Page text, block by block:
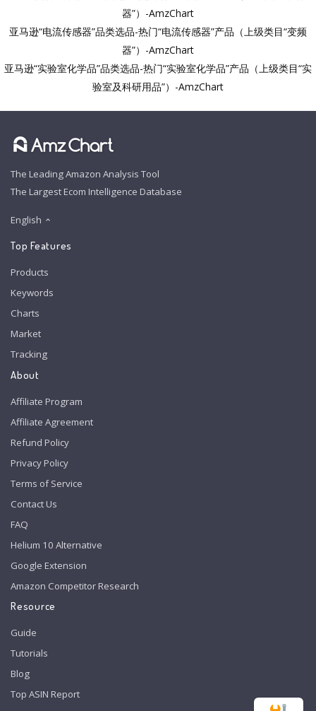
器”）-AmzChart
亚马逊“电流传感器”品类选品-热门“电流传感器”产品（上级类目“变频
器”）-AmzChart
亚马逊“实验室化学品”品类选品-热门“实验室化学品”产品（上级类目“实
验室及科研用品”）-AmzChart
The Leading Amazon Analysis Tool
The Largest Ecom Intelligence Database
English
Top Features
Products
Keywords
Charts
Market
Tracking
About
Affiliate Program
Affiliate Agreement
Refund Policy
Privacy Policy
Terms of Service
Contact Us
FAQ
Helium 10 Alternative
Google Extension
Amazon Competitor Research
Resource
Guide
Tutorials
Blog
Top ASIN Report